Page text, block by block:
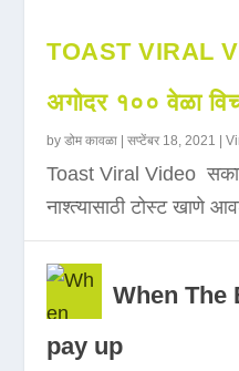
TOAST VIRAL
अगोदर १०० वेळा
byडोम कावळा |सप्टेंबर 18, 2021 |
Toast Viral Video
नाश्त्यासाठी टोस्ट खाणे
When The
pay up